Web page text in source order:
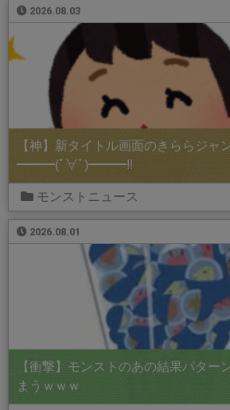
2026.08.03
【神】新タイトル画面のきららジャ
━━━(ﾟ∀ﾟ)━━━!!
モンストニュース
2026.08.01
【衝撃】モンストのあの結果パター
まうｗｗｗ